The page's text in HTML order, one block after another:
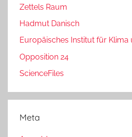
Zettels Raum
Hadmut Danisch
Europäisches Institut für Klima
Opposition 24
ScienceFiles
Meta